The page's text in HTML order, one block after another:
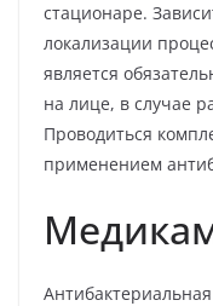
стационаре.
локализации
является
на лице, в случае
Проводиться
применением